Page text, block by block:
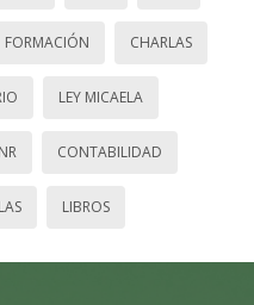
FORMACIÓN CHARLAS
LEY MICAELA
CONTABILIDAD
LIBROS